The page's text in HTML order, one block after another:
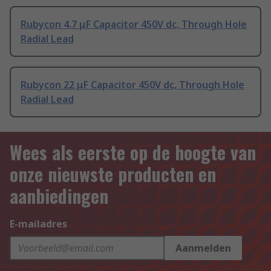
Rubycon 4.7 μF Capacitor 450V dc, Through Hole
Radial Lead
Rubycon 22 μF Capacitor 450V dc, Through Hole
Radial Lead
Wees als eerste op de hoogte van
onze nieuwste producten en
aanbiedingen
E-mailadres
Aanmelden